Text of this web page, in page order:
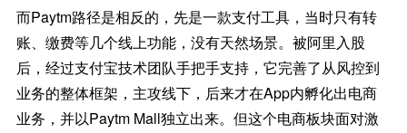
而Paytm路径是相反的，先是一款支付工具，当时只有转
账、缴费等几个线上功能，没有天然场景。被阿里入股
后，经过支付宝技术团队手把手支持，它完善了从风控到
业务的整体框架，主攻线下，后来才在App内孵化出电商
业务，并以Paytm Mall独立出来。但这个电商板块面对激